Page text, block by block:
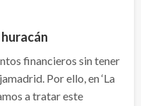
financieros sin tener
Por ello, en ‘La
a tratar este